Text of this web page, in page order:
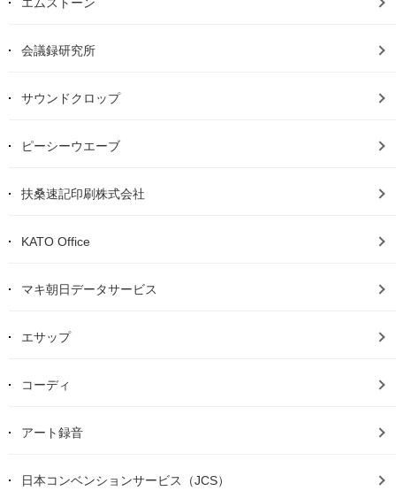
会議録研究所
サウンドクロップ
ピーシーウエーブ
扶桑速記印刷株式会社
KATO Office
マキ朝日データサービス
エサップ
コーディ
アート録音
日本コンベンションサービス（JCS）